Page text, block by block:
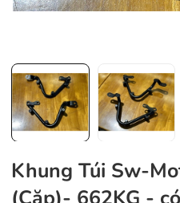
Khung Túi Sw-